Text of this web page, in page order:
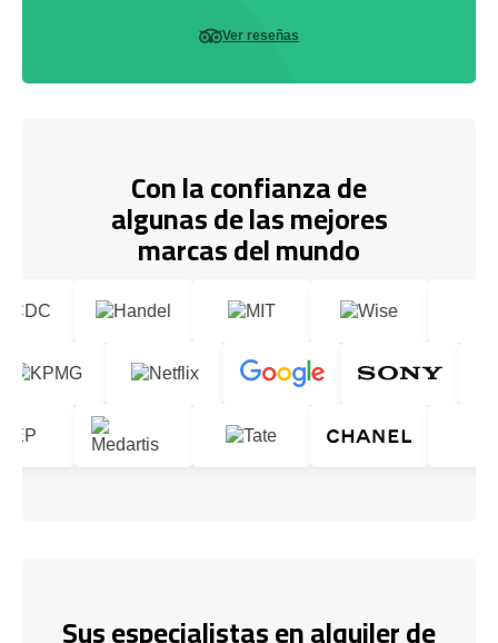
Ver reseñas
Con la confianza de
algunas de las mejores
marcas del mundo